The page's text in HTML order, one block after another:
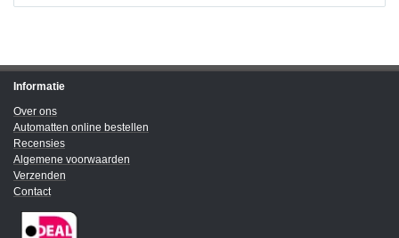
Informatie
Over ons
Automatten online bestellen
Recensies
Algemene voorwaarden
Verzenden
Contact